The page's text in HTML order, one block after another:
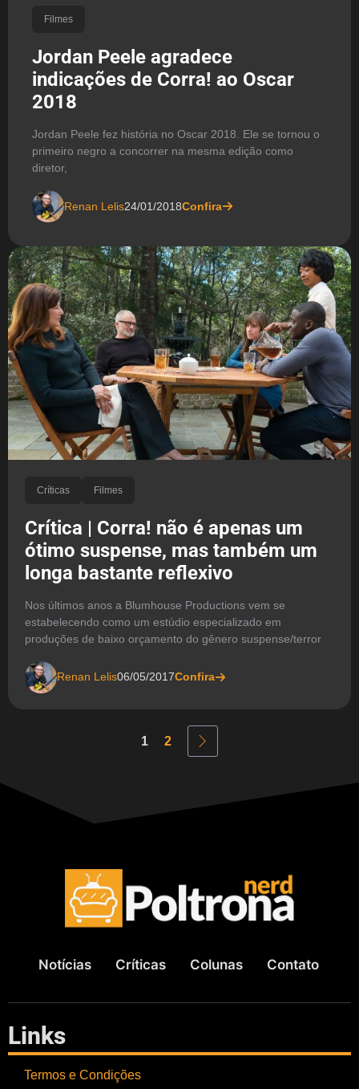
Filmes
Jordan Peele agradece
indicações de Corra! ao Oscar
2018
Jordan Peele fez história no Oscar 2018. Ele se tornou o
primeiro negro a concorrer na mesma edição como
diretor,
Renan Lelis24/01/2018Confira
Críticas Filmes
Crítica | Corra! não é apenas um
ótimo suspense, mas também um
longa bastante reflexivo
Nos últimos anos a Blumhouse Productions vem se
estabelecendo como um estúdio especializado em
produções de baixo orçamento do gênero suspense/terror
Renan Lelis06/05/2017Confira
1 2
Notícias Críticas Colunas Contato
Links
Termos e Condições